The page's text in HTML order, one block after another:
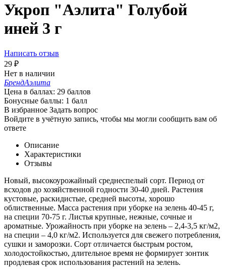
Укроп "Аэлита" Голубой
иней 3 г
Написать отзыв
29 ₽
Нет в наличии
БрендАэлита
Цена в баллах: 29 баллов
Бонусные баллы: 1 балл
В избранное Задать вопрос
Войдите в учётную запись, чтобы мы могли сообщить вам об
ответе
Описание
Характеристики
Отзывы
Новый, высокоурожайный среднеспелый сорт. Период от
всходов до хозяйственной годности 30-40 дней. Растения
кустовые, раскидистые, средней высоты, хорошо
облиственные. Масса растения при уборке на зелень 40-45 г,
на специи 70-75 г. Листья крупные, нежные, сочные и
ароматные. Урожайность при уборке на зелень – 2,4-3,5 кг/м2,
на специи – 4,0 кг/м2. Используется для свежего потребления,
сушки и заморозки. Сорт отличается быстрым ростом,
холодостойкостью, длительное время не формирует зонтик
продлевая срок использования растений на зелень.